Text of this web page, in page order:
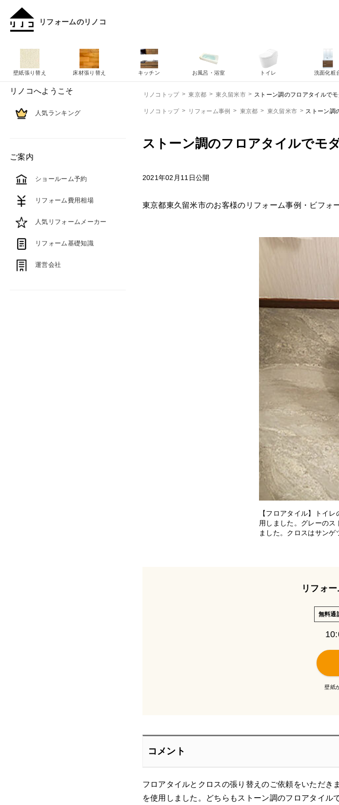
リフォームのリノコ
リノコトップ 東京都 東久留米市 ストーン調のフロアタイルで
リノコトップ リフォーム事例 東京都 東久留米市 ストーン調
ストーン調のフロアタイルでモ
2021年02月11日公開
東京都東久留米市のお客様のリフォーム事例・ビフォ
【フロアタイル】トイ
用しました。グレーの
ました。クロスはサンゲ
リフォ
無料通
壁紙
コメント
フロアタイルとクロスの張り替えのご依頼をいただき
を使用しました。どちらもストーン調のフロアタイ
壁紙張り替え 床材張り替え キッチン お風呂・浴室 トイレ 洗面化粧
リノコへようこそ
人気ランキング
ご案内
ショールーム予約
リフォーム費用相場
人気リフォームメーカー
リフォーム基礎知識
運営会社